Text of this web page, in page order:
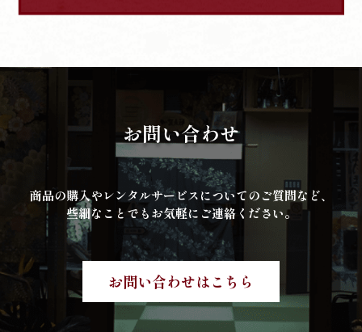
お問い合わせ
商品の購入やレンタルサービスについてのご質問など、
些細なことでもお気軽にご連絡ください。
お問い合わせはこちら